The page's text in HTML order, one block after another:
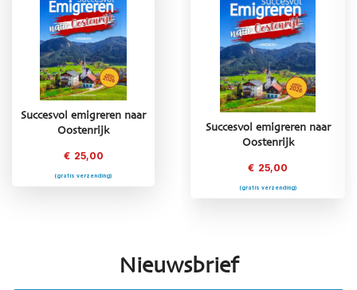
Succesvol emigreren naar
Oostenrijk
€ 25,00
(gratis verzending)
Succesvol emigreren naar
(gratis verzending)
Succesvol emigreren naar
Oostenrijk
€ 25,00
(gratis verzending)
Nieuwsbrief